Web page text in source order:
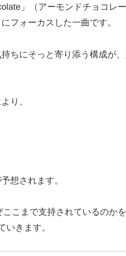
」（アーモンドチョコレ
フォーカスした一曲です。
ちにそっと寄り添う構成が
り、
想されます。
こまで支持されているのかを
いきます。